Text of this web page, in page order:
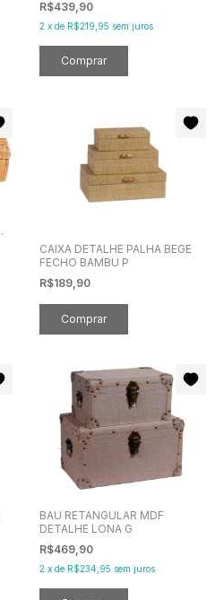
R$439,90
2 x de R$219,95 sem juros
CAIXA DETALHE PALHA BEGE
FECHO BAMBU P
R$189,90
BAU RETANGULAR MDF
DETALHE LONA G
R$469,90
2 x de R$234,95 sem juros